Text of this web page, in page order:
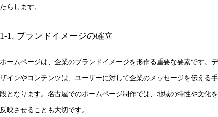
たらします。
1-1. ブランドイメージの確立
ホームページは、企業のブランドイメージを形作る重要な要素です。デ
ザインやコンテンツは、ユーザーに対して企業のメッセージを伝える手
段となります。名古屋でのホームページ制作では、地域の特性や文化を
反映させることも大切です。